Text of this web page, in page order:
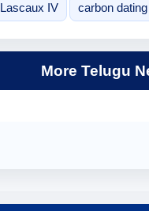
Lascaux IV carbon dating
More Telugu